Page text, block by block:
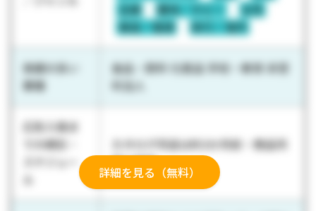
詳細を見る（無料）
主婦
趣味／ホビー
女性
美容／健康
旅行／海外
実績の多い
業種
食品・飲料 化粧品 学校・教育 非営
利法人
広告入稿ま
での期日・
スケジュー
ル
カタログ同送は約3か月前・商品同